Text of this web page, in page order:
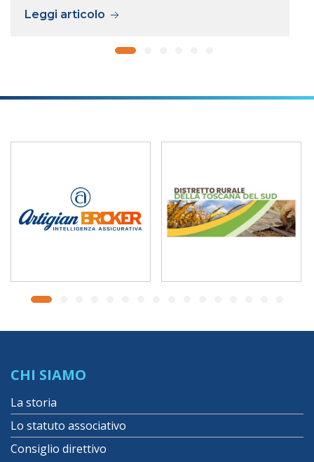
Leggi articolo
CHI SIAMO
La storia
Lo statuto associativo
Consiglio direttivo